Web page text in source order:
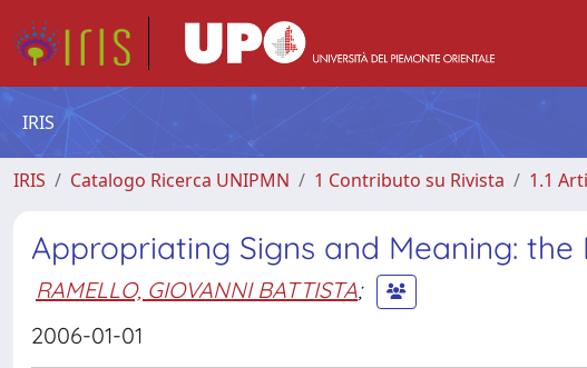
IRIS
IRIS Catalogo Ricerca UNIPMN 1 Contributo su Rivista 1.1
Appropriating Signs and Meaning:
RAMELLO, GIOVANNI BATTISTA;
2006-01-01